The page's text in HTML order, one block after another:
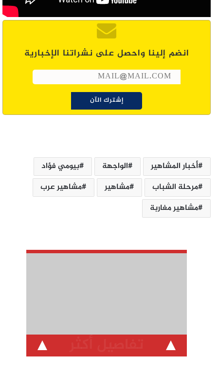
انضم إلينا واحصل على نشراتنا الإخبارية
أخبار المشاهير الواجهة
بيومي فؤاد
مرحلة الشباب
مشاهير
مشاهير عرب
مشاهير مغاربة
تفاصيل أكثر